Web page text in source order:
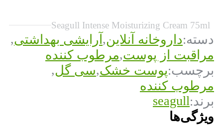
Seagull Intense Moisturizing Cream 75ml
دسته:داروخانه آنلاین, آرایشی بهداشتی,
مراقبت از پوست,مرطوب کننده
برچسب:پوست خشک,سی گل,
مرطوب کننده
برند:seagull
ویژگی‌ها